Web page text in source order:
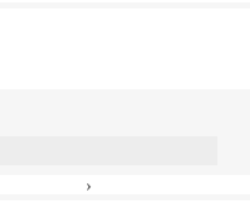
›